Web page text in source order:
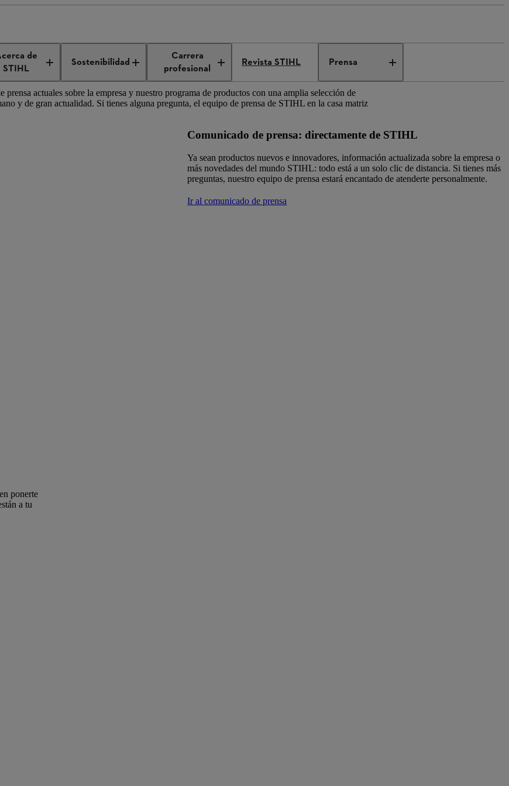
de
STIHL
Sostenibilidad
Carrera
profesional
Revista STIHL Prensa
actuales sobre la empresa y nuestro programa de productos con una amplia selección de
y de gran actualidad. Si tienes alguna pregunta, el equipo de prensa de STIHL en la casa matriz
Comunicado de prensa: directamente de STIHL
Ya sean productos nuevos e innovadores, información actualizada sobre la empresa o
más novedades del mundo STIHL: todo está a un solo clic de distancia. Si tienes más
preguntas, nuestro equipo de prensa estará encantado de atenderte personalmente.
Ir al comunicado de prensa
ponerte
a tu